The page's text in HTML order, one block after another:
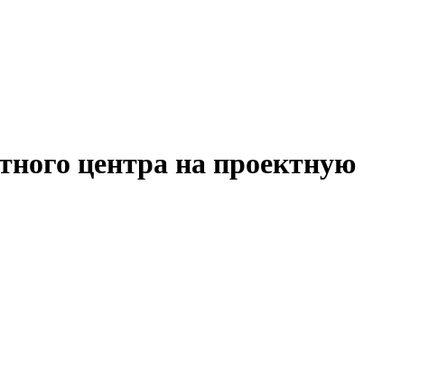
центра на проектную